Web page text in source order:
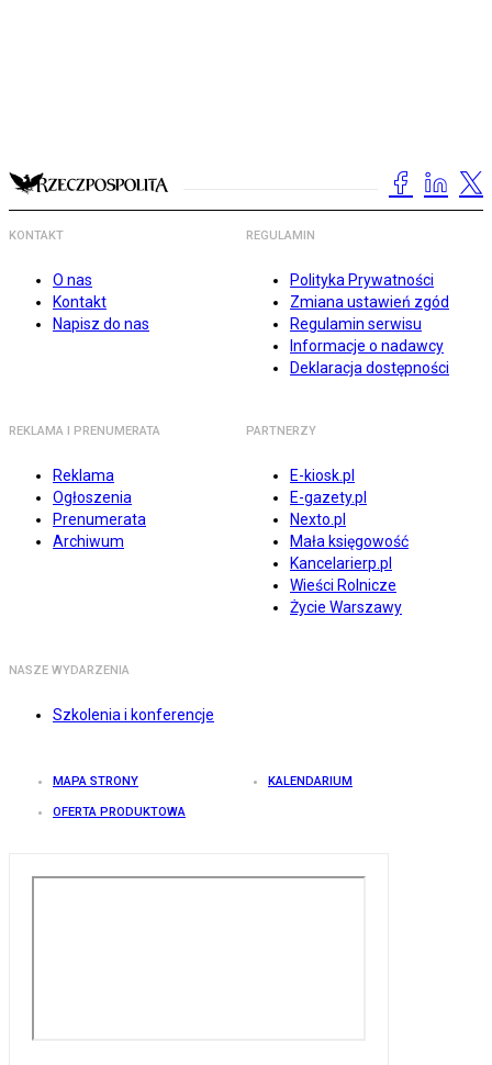
KONTAKT
O nas
Kontakt
Napisz do nas
REGULAMIN
Polityka Prywatności
Zmiana ustawień zgód
Regulamin serwisu
Informacje o nadawcy
Deklaracja dostępności
REKLAMA I PRENUMERATA
Reklama
Ogłoszenia
Prenumerata
Archiwum
PARTNERZY
E-kiosk.pl
E-gazety.pl
Nexto.pl
Mała księgowość
Kancelarierp.pl
Wieści Rolnicze
Życie Warszawy
NASZE WYDARZENIA
Szkolenia i konferencje
MAPA STRONY KALENDARIUM
OFERTA PRODUKTOWA